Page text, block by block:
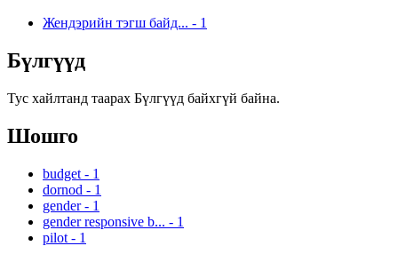
Жендэрийн тэгш байд... - 1
Бүлгүүд
Тус хайлтанд таарах Бүлгүүд байхгүй байна.
Шошго
budget - 1
dornod - 1
gender - 1
gender responsive b... - 1
pilot - 1